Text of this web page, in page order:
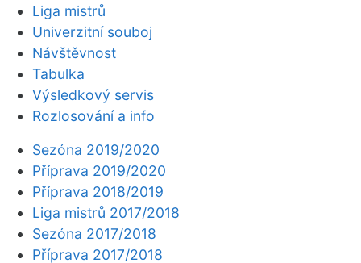
Liga mistrů
Univerzitní souboj
Návštěvnost
Tabulka
Výsledkový servis
Rozlosování a info
Sezóna 2019/2020
Příprava 2019/2020
Příprava 2018/2019
Liga mistrů 2017/2018
Sezóna 2017/2018
Příprava 2017/2018